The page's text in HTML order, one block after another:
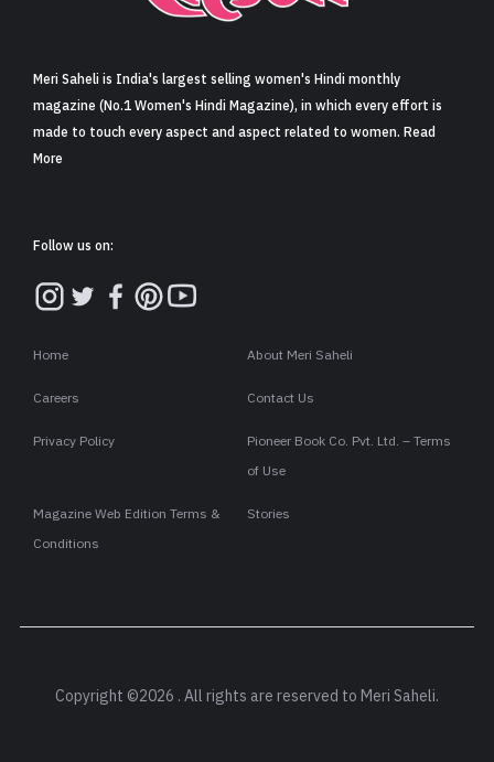
Meri Saheli is India's largest selling women's Hindi monthly
magazine (No.1 Women's Hindi Magazine), in which every effort is
made to touch every aspect and aspect related to women. Read
More
Follow us on:
Home About Meri Saheli
Careers Contact Us
Privacy Policy
Pioneer Book Co. Pvt. Ltd. – Terms
of Use
Magazine Web Edition Terms &
Conditions
Stories
Copyright ©2026 . All rights are reserved to Meri Saheli.